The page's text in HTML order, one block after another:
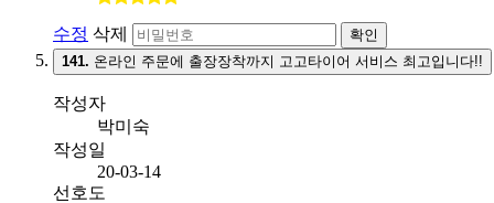
수정 삭제
확인
141. 온라인 주문에 출장장착까지 고고타이어 서비스 최고입니다!!
작성자
박미숙
작성일
20-03-14
선호도